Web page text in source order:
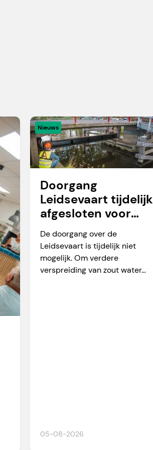
Nieuws
05-08-2026
Doorgang
Leidsevaart tijdelijk
afgesloten voor
vaarverkeer
De doorgang over de
Leidsevaart is tijdelijk niet
mogelijk. Om verdere
verspreiding van zout water...